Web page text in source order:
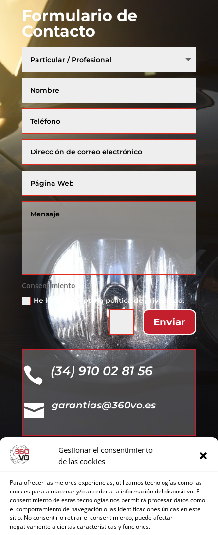
Gestionar el consentimiento
de las cookies
Para ofrecer las mejores experiencias, utilizamos tecnologías como las
cookies para almacenar y/o acceder a la información del dispositivo. El
consentimiento de estas tecnologías nos permitirá procesar datos como
el comportamiento de navegación o las identificaciones únicas en este
sitio. No consentir o retirar el consentimiento, puede afectar
negativamente a ciertas características y funciones.
Formulario de
Contacto
Consentimiento
He leído y acepto la política de privacidad.
7 + 1= Enviar
 (34) 910 02 81 56
 garantias@360vo.es
Aviso Legal